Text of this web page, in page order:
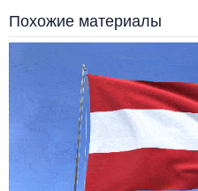
Похожие материалы